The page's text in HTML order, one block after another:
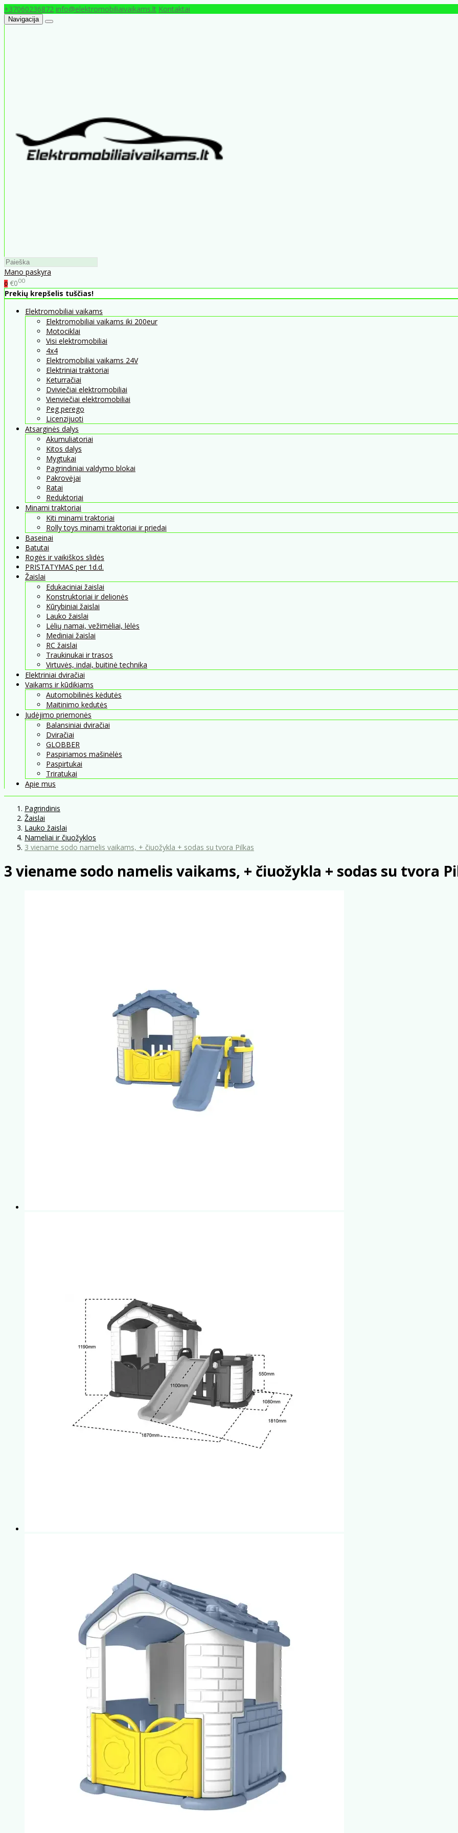
+37060236872 info@elektromobiliaivaikams.lt Kontaktai
Navigacija
Mano paskyra
0 €000
Prekių krepšelis tuščias!
Elektromobiliai vaikams
Elektromobiliai vaikams iki 200eur
Motociklai
Visi elektromobiliai
4x4
Elektromobiliai vaikams 24V
Elektriniai traktoriai
Keturračiai
Dviviečiai elektromobiliai
Vienviečiai elektromobiliai
Peg perego
Licenzijuoti
Atsarginės dalys
Akumuliatoriai
Kitos dalys
Mygtukai
Pagrindiniai valdymo blokai
Pakrovėjai
Ratai
Reduktoriai
Minami traktoriai
Kiti minami traktoriai
Rolly toys minami traktoriai ir priedai
Baseinai
Batutai
Rogės ir vaikiškos slidės
PRISTATYMAS per 1d.d.
Žaislai
Edukaciniai žaislai
Konstruktoriai ir delionės
Kūrybiniai žaislai
Lauko žaislai
Lėlių namai, vežimėliai, lėlės
Mediniai žaislai
RC žaislai
Traukinukai ir trasos
Virtuvės, indai, buitinė technika
Elektriniai dviračiai
Vaikams ir kūdikiams
Automobilinės kėdutės
Maitinimo kedutės
Judėjimo priemonės
Balansiniai dviračiai
Dviračiai
GLOBBER
Paspiriamos mašinėlės
Paspirtukai
Triratukai
Apie mus
Pagrindinis
Žaislai
Lauko žaislai
Nameliai ir čiuožyklos
3 viename sodo namelis vaikams, + čiuožykla + sodas su tvora Pilkas
3 viename sodo namelis vaikams, + čiuožykla + sodas su tvora